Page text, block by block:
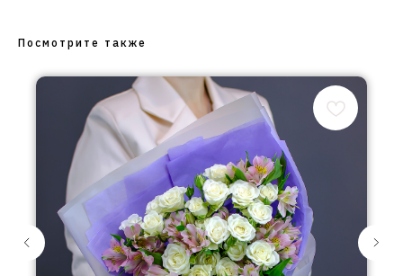
Посмотрите также